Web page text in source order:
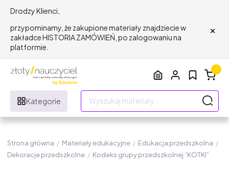
Drodzy Klienci,
przypominamy, że zakupione materiały znajdziecie w
zakładce HISTORIA ZAMÓWIEŃ, po zalogowaniu na
platformie.
×
Kategorie
0
Strona główna / Materiały edukacyjne / Edukacja przedszkolna /
Dekoracje przedszkolne / Kodeks grupy przedszkolnej “KOTKI”